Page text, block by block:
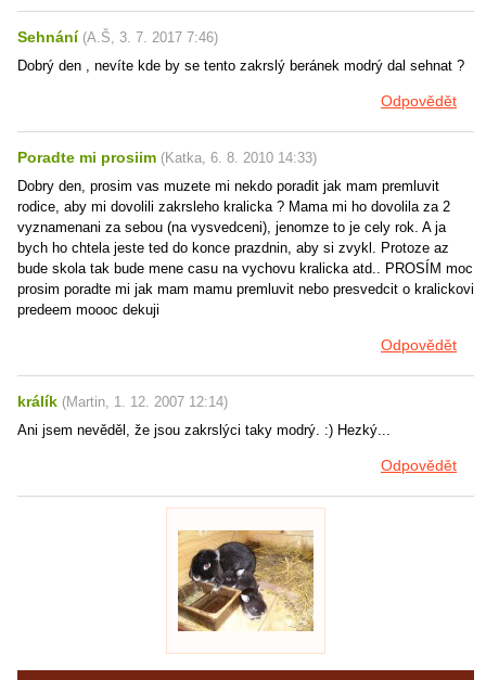
Sehnání (A.Š, 3. 7. 2017 7:46)
Dobrý den , nevíte kde by se tento zakrslý beránek modrý dal sehnat ?
Odpovědět
Poradte mi prosiim (Katka, 6. 8. 2010 14:33)
Dobry den, prosim vas muzete mi nekdo poradit jak mam premluvit
rodice, aby mi dovolili zakrsleho kralicka ? Mama mi ho dovolila za 2
vyznamenani za sebou (na vysvedceni), jenomze to je cely rok. A ja
bych ho chtela jeste ted do konce prazdnin, aby si zvykl. Protoze az
bude skola tak bude mene casu na vychovu kralicka atd.. PROSÍM moc
prosim poradte mi jak mam mamu premluvit nebo presvedcit o kralickovi
predeem moooc dekuji
Odpovědět
králík (Martin, 1. 12. 2007 12:14)
Ani jsem nevěděl, že jsou zakrslýci taky modrý. :) Hezký...
Odpovědět